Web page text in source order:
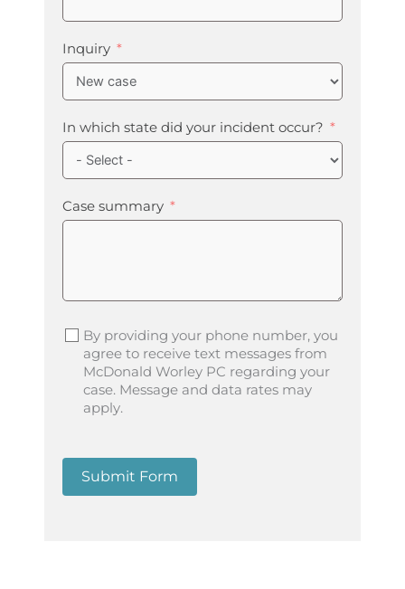
Inquiry
In which state did your incident occur?
Case summary
By providing your phone number, you
agree to receive text messages from
McDonald Worley PC regarding your
case. Message and data rates may
apply.
Submit Form